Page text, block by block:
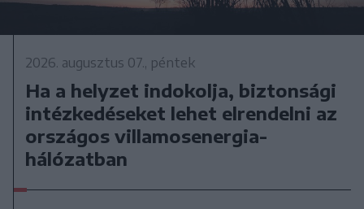
2026. augusztus 07., péntek
Ha a helyzet indokolja, biztonsági
intézkedéseket lehet elrendelni az
országos villamosenergia-
hálózatban